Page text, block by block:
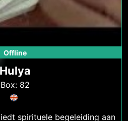
Offline
Hulya
Box: 82
spirituele begeleiding aan